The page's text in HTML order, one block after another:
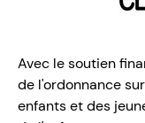
Avec le soutien
de l'ordonnance
enfants et des